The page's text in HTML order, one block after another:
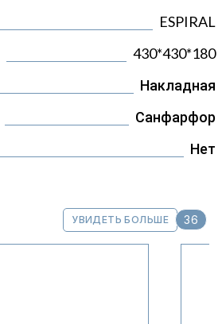
ESPIRAL
430*430*180
Накладная
Санфарфор
Нет
УВИДЕТЬ БОЛЬШЕ 36